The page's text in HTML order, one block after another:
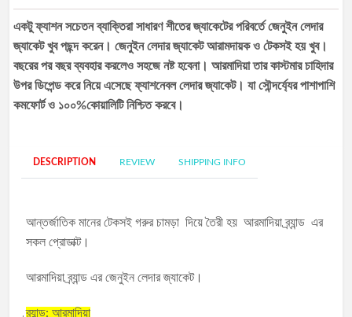
একটু ফ্যাশন সচেতন ব্যাক্তিরা সাধারণ শীতের জ্যাকেটের পরিবর্তে জেনুইন লেদার
জ্যাকেট খুব পছন্দ করেন। জেনুইন লেদার জ্যাকেট আরামদায়ক ও টেকসই হয় খুব।
বছরের পর বছর ব্যবহার করলেও সহজে নষ্ট হবেনা। আরমাদিয়া তার কাস্টমার চাহিদার
উপর ডিপেন্ড করে নিয়ে এসেছে ফ্যাশনেবল লেদার জ্যাকেট। যা সৌন্দর্য্যের পাশাপাশি
কমফোর্ট ও ১০০%কোয়ালিটি নিশ্চিত করবে।
DESCRIPTION REVIEW SHIPPING INFO
আন্তর্জাতিক মানের টেকসই গরুর চামড়া দিয়ে তৈরী হয় আরমাদিয়া ব্র্যান্ড এর
সকল প্রোডাক্ট।
আরমাদিয়া ব্র্যান্ড এর জেনুইন লেদার জ্যাকেট।
ব্র্যান্ড: আরমাদিয়া